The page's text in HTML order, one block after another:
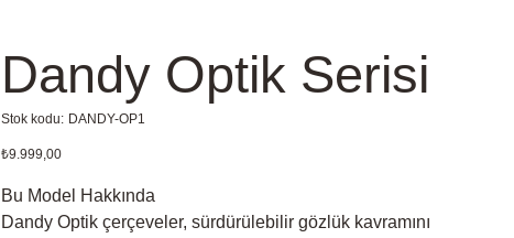
Dandy Optik Serisi
Stok kodu: Stok
DANDY-OP1
Fiyat
₺9.999,00
Bu Model Hakkında
Dandy Optik çerçeveler, sürdürülebilir gözlük kavramını